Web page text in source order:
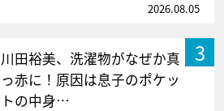
2026.08.05
3
川田裕美、洗濯物がなぜか真
っ赤に！原因は息子のポケッ
トの中身…